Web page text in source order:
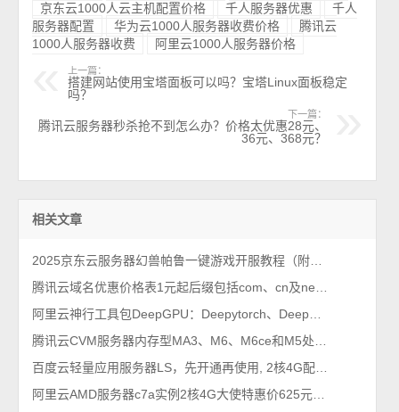
京东云1000人云主机配置价格
千人服务器优惠
千人
服务器配置
华为云1000人服务器收费价格
腾讯云
1000人服务器收费
阿里云1000人服务器价格
上一篇：
搭建网站使用宝塔面板可以吗？宝塔Linux面板稳定
吗？
下一篇：
腾讯云服务器秒杀抢不到怎么办？价格太优惠28元、
36元、368元？
相关文章